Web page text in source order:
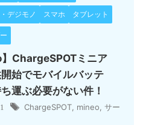
デジモノ スマホ タブレット
】ChargeSPOTミニア
始でモバイルバッテ
運ぶ必要がない件！
ChargeSPOT mineo サー